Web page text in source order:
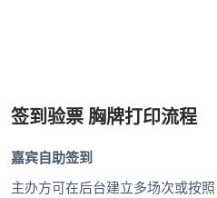
签到验票 胸牌打印流程
嘉宾自助签到
主办方可在后台建立多场次或按